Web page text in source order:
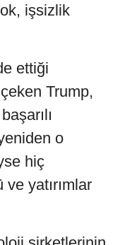
işsizlik
ettiği
Trump,
o
hiç
yatırımlar